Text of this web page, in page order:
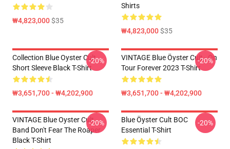
₩4,823,000$35
Shirts
₩4,823,000$35
Collection Blue Oyster Cult
Short Sleeve Black T-Shirt
₩3,651,700 - ₩4,202,900
-20%
VINTAGE Blue Öyster Cult - On
Tour Forever 2023 T-Shirt
₩3,651,700 - ₩4,202,900
-20%
VINTAGE Blue Oyster Cult
Band Don't Fear The Roaper
Black T-Shirt
-20%
Blue Öyster Cult BOC
Essential T-Shirt
-20%